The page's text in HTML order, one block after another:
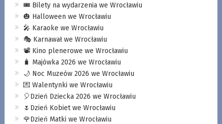
🎟️ Bilety na wydarzenia we Wrocławiu
🎃 Halloween we Wrocławiu
🎤 Karaoke we Wrocławiu
🎭 Karnawał we Wrocławiu
📽️ Kino plenerowe we Wrocławiu
🧳 Majówka 2026 we Wrocławiu
🌙 Noc Muzeów 2026 we Wrocławiu
💌 Walentynki we Wrocławiu
🎈Dzień Dziecka 2026 we Wrocławiu
🌷Dzień Kobiet we Wrocławiu
🌹Dzień Matki we Wrocławiu